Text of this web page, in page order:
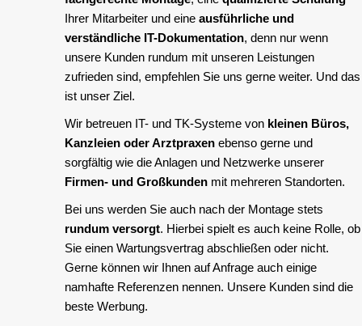
Ihrer Mitarbeiter und eine ausführliche und
verständliche IT-Dokumentation, denn nur wenn
unsere Kunden rundum mit unseren Leistungen
zufrieden sind, empfehlen Sie uns gerne weiter. Und das
ist unser Ziel.
Wir betreuen IT- und TK-Systeme von kleinen Büros,
Kanzleien oder Arztpraxen ebenso gerne und
sorgfältig wie die Anlagen und Netzwerke unserer
Firmen- und Großkunden mit mehreren Standorten.
Bei uns werden Sie auch nach der Montage stets
rundum versorgt. Hierbei spielt es auch keine Rolle, ob
Sie einen Wartungsvertrag abschließen oder nicht.
Gerne können wir Ihnen auf Anfrage auch einige
namhafte Referenzen nennen. Unsere Kunden sind die
beste Werbung.